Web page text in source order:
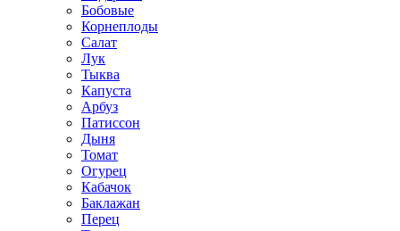
Бобовые
Корнеплоды
Салат
Лук
Тыква
Капуста
Арбуз
Патиссон
Дыня
Томат
Огурец
Кабачок
Баклажан
Перец